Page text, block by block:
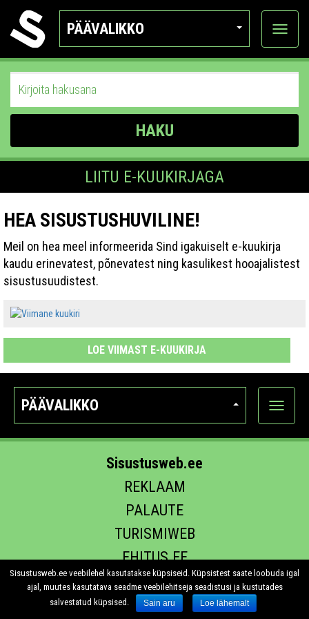
PÄÄVALIKKO
Näytä
HAKU
LIITU E-KUUKIRJAGA
HEA SISUSTUSHUVILINE!
Meil on hea meel informeerida Sind igakuiselt e-kuukirja
kaudu erinevatest, põnevatest ning kasulikest hooajalistest
sisustusuudistest.
LOE VIIMAST E-KUUKIRJA
PÄÄVALIKKO
Näytä
Sisustusweb.ee
REKLAAM
PALAUTE
TURISMIWEB
EHITUS.EE
Sisustusweb.ee veebilehel kasutatakse küpsiseid. Küpsistest saate loobuda igal
ajal, muutes kasutatava seadme veebilehitseja seadistusi ja kustutades
salvestatud küpsised.
Sain aru Loe lähemalt